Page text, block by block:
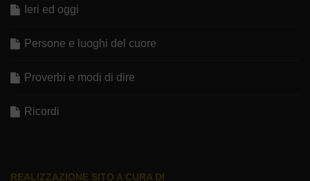
Ieri ed oggi
Persone e luoghi del cuore
Proverbi e modi di dire
Ricordi
REALIZZAZIONE SITO A CURA DI